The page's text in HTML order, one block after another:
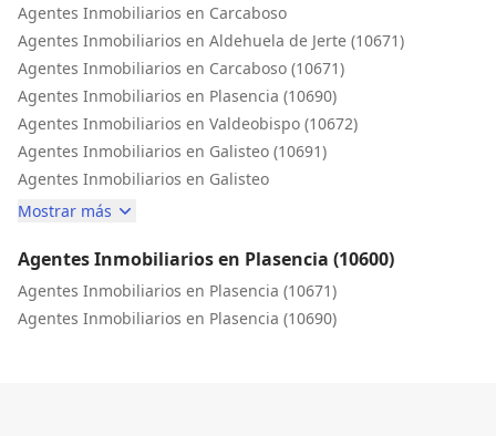
Agentes Inmobiliarios en Carcaboso
Agentes Inmobiliarios en Aldehuela de Jerte (10671)
Agentes Inmobiliarios en Carcaboso (10671)
Agentes Inmobiliarios en Plasencia (10690)
Agentes Inmobiliarios en Valdeobispo (10672)
Agentes Inmobiliarios en Galisteo (10691)
Agentes Inmobiliarios en Galisteo
Mostrar más
Agentes Inmobiliarios en Plasencia (10600)
Agentes Inmobiliarios en Plasencia (10671)
Agentes Inmobiliarios en Plasencia (10690)